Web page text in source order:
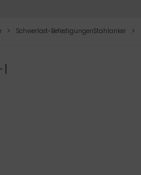
Schwerlast-BefestigungenStahlanker